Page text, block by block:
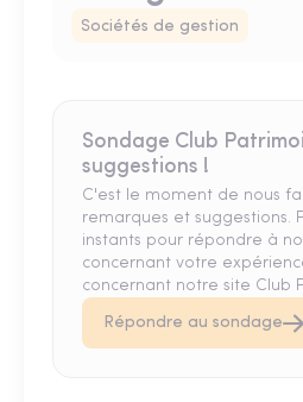
Sociétés de gestion
Sondage Club
suggestions !
C'est le moment de nous
remarques et suggestions.
instants pour répondre à
concernant votre
concernant notre site Club
Répondre au sondage